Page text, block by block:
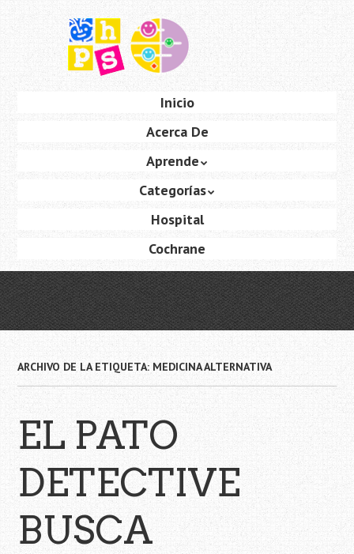
principal
Inicio
Acerca De
Aprende
Categorías
Hospital
Cochrane
ARCHIVO DE LA ETIQUETA: MEDICINA ALTERNATIVA
EL PATO
DETECTIVE
BUSCA